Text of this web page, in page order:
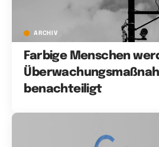
ARCHIV
Farbige Menschen
benachteiligt